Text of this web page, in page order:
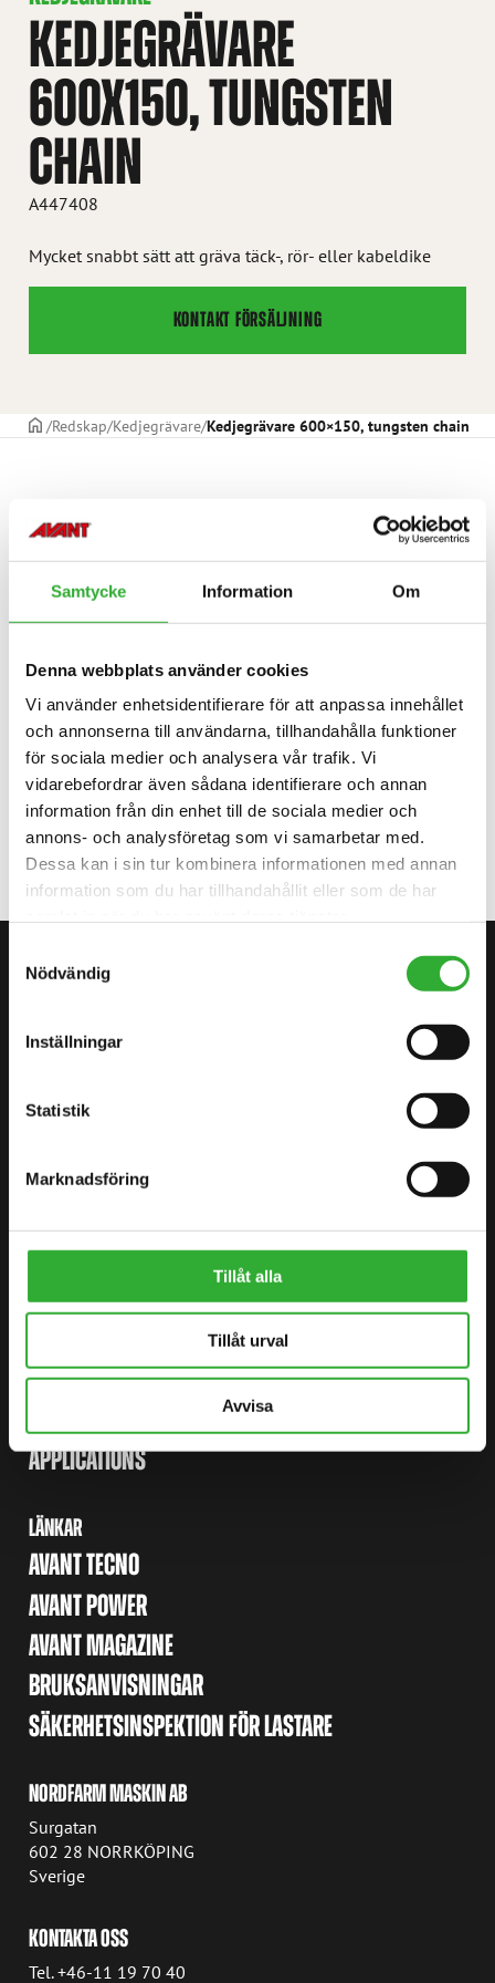
Samtycke Information Om
Denna webbplats använder cookies
Vi använder enhetsidentifierare för att anpassa innehållet
och annonserna till användarna, tillhandahålla funktioner
för sociala medier och analysera vår trafik. Vi
vidarebefordrar även sådana identifierare och annan
information från din enhet till de sociala medier och
annons- och analysföretag som vi samarbetar med.
Dessa kan i sin tur kombinera informationen med annan
information som du har tillhandahållit eller som de har
Nödvändig
Inställningar
Statistik
Marknadsföring
Tillåt alla
Tillåt urval
Avvisa
KEDJEGRÄVARE
600X150, TUNGSTEN
CHAIN
A447408
Mycket snabbt sätt att gräva täck-, rör- eller kabeldike
KONTAKT FÖRSÄLJNING
STARTSIDAN
Redskap Kedjegrävare Kedjegrävare 600×150, tungsten chain
TEKNISKA SPECIFIKATIONER
GRÄVDJUP MAX.
ARBETSBREDD
PRODUKTNUMMER
KONTAKTA OSS
KONTAKTA OSS
DEMO DRIVE
WEBBPLATSKARTA
EXTRAUTRUSTNING
APPLICATIONS
LÄNKAR
AVANT TECNO
AVANT POWER
AVANT MAGAZINE
BRUKSANVISNINGAR
SÄKERHETSINSPEKTION FÖR LASTARE
NORDFARM MASKIN AB
Surgatan
602 28 NORRKÖPING
Sverige
KONTAKTA OSS
Tel. +46-11 19 70 40